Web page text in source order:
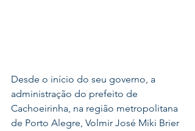
Desde o início do seu governo, a
administração do prefeito de
Cachoeirinha, na região metropolitana
de Porto Alegre, Volmir José Miki Brier